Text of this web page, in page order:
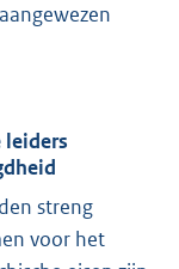
leiders
streng
voor het